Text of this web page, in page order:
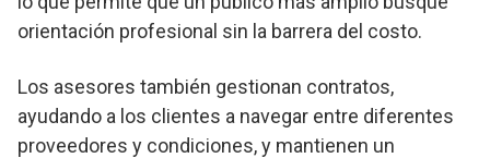
orientación profesional sin la barrera del costo.
Los asesores también gestionan contratos,
ayudando a los clientes a navegar entre diferentes
proveedores y condiciones, y mantienen un